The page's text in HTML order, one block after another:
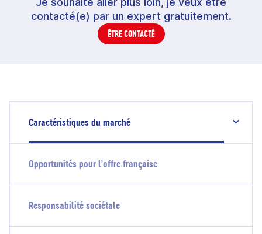
contacté(e) par un expert gratuitement.
ÊTRE CONTACTÉ
Caractéristiques du marché
Opportunités pour l'offre française
Responsabilité sociétale